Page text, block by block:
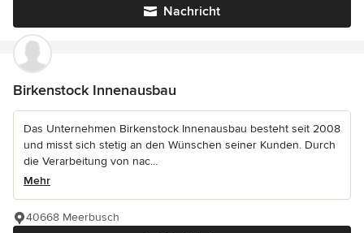
Nachricht
Birkenstock Innenausbau
Das Unternehmen Birkenstock Innenausbau besteht seit 2008
und misst sich stetig an den Wünschen seiner Kunden. Durch
die Verarbeitung von nac...
Mehr
40668 Meerbusch